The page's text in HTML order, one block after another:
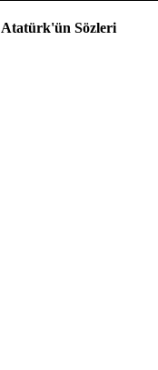
Atatürk'ün Sözleri